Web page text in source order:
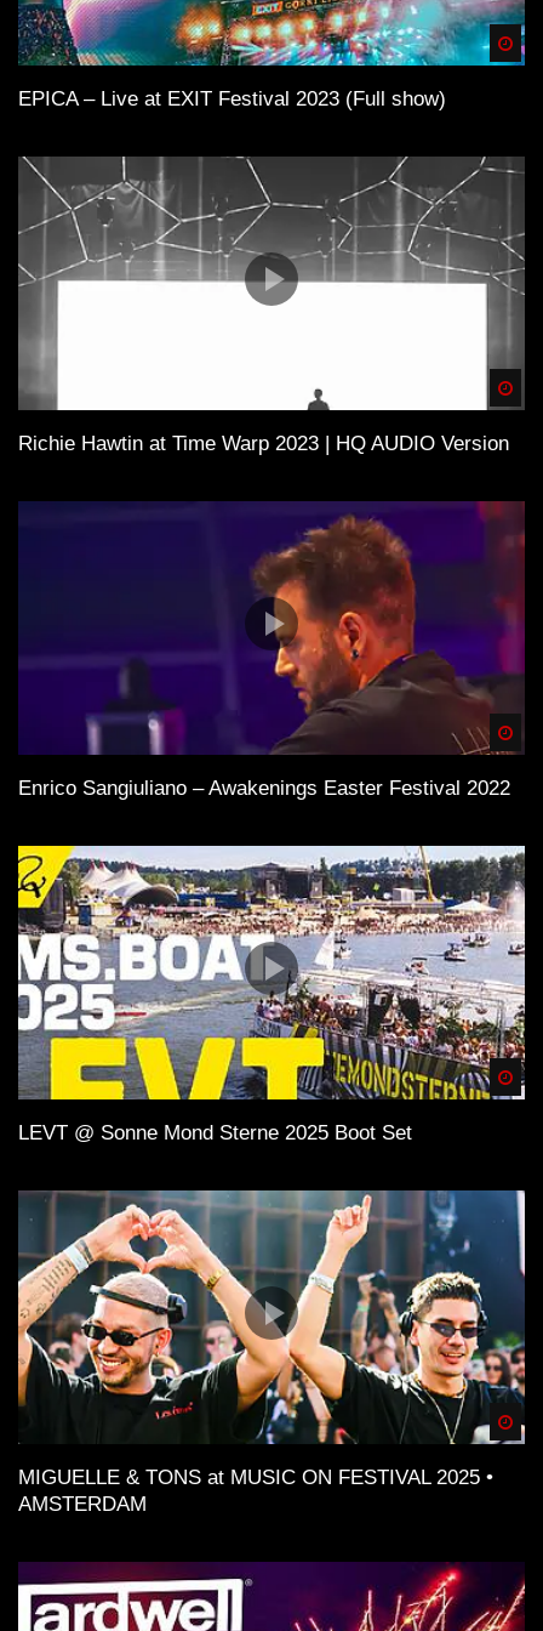
EPICA – Live at EXIT Festival 2023 (Full show)
Richie Hawtin at Time Warp 2023 | HQ AUDIO Version
Enrico Sangiuliano – Awakenings Easter Festival 2022
LEVT @ Sonne Mond Sterne 2025 Boot Set
MIGUELLE & TONS at MUSIC ON FESTIVAL 2025 •
AMSTERDAM